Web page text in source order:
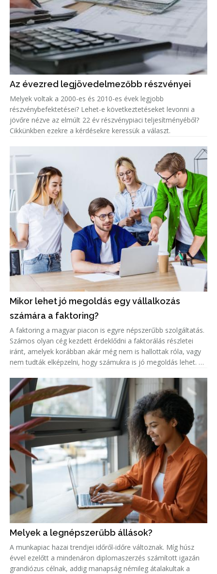
Az évezred legjövedelmezőbb részvényei
Melyek voltak a 2000-es és 2010-es évek legjobb
részvénybefektetései? Lehet-e következtetéseket levonni a
jövőre nézve az elmúlt 22 év részvénypiaci teljesítményéből?
Cikkünkben ezekre a kérdésekre keressük a választ.
Mikor lehet jó megoldás egy vállalkozás
számára a faktoring?
A faktoring a magyar piacon is egyre népszerűbb szolgáltatás.
Számos olyan cég kezdett érdeklődni a faktorálás részletei
iránt, amelyek korábban akár még nem is hallottak róla, vagy
nem tudták elképzelni, hogy számukra is jó megoldás lehet. A
Melyek a legnépszerűbb állások?
A munkapiac hazai trendjei időről-időre változnak. Míg húsz
évvel ezelőtt a mindenáron diplomaszerzés számított igazán
grandiózus célnak, addig manapság némileg átalakultak a